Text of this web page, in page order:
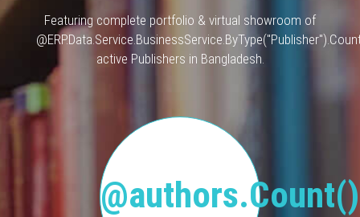
Featuring complete portfolio & virtual showroom of
active Publishers in Bangladesh.